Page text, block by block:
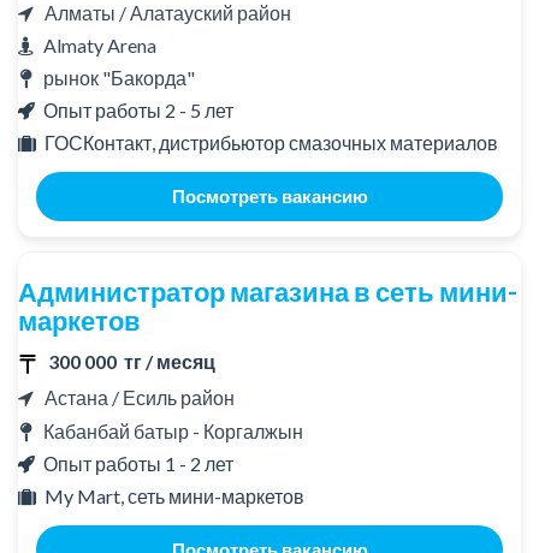
Алматы / Алатауский район
Almaty Arena
рынок "Бакорда"
Опыт работы 2 - 5 лет
ГОСКонтакт, ​дистрибьютор смазочных материалов
Посмотреть вакансию
Администратор магазина в сеть мини-
маркетов
300 000 тг / месяц
Астана / Есиль район
Кабанбай батыр - Коргалжын
Опыт работы 1 - 2 лет
My Mart, сеть мини-маркетов